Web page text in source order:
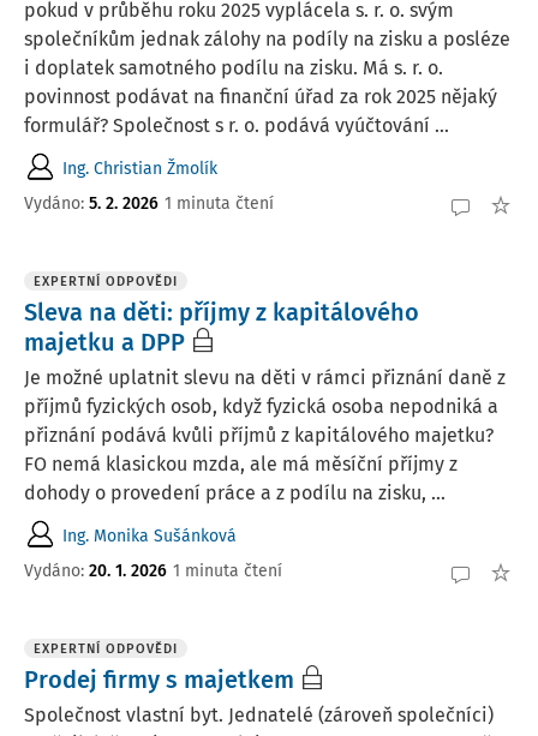
pokud v průběhu roku 2025 vyplácela s. r. o. svým
společníkům jednak zálohy na podíly na zisku a posléze
i doplatek samotného podílu na zisku. Má s. r. o.
povinnost podávat na finanční úřad za rok 2025 nějaký
formulář? Společnost s r. o. podává vyúčtování ...
Ing. Christian Žmolík
Vydáno: 5. 2. 2026 1 minuta čtení
EXPERTNÍ ODPOVĚDI
Sleva na děti: příjmy z kapitálového
majetku a DPP
Je možné uplatnit slevu na děti v rámci přiznání daně z
příjmů fyzických osob, když fyzická osoba nepodniká a
přiznání podává kvůli příjmů z kapitálového majetku?
FO nemá klasickou mzda, ale má měsíční příjmy z
dohody o provedení práce a z podílu na zisku, ...
Ing. Monika Sušánková
Vydáno: 20. 1. 2026 1 minuta čtení
EXPERTNÍ ODPOVĚDI
Prodej firmy s majetkem
Společnost vlastní byt. Jednatelé (zároveň společníci)